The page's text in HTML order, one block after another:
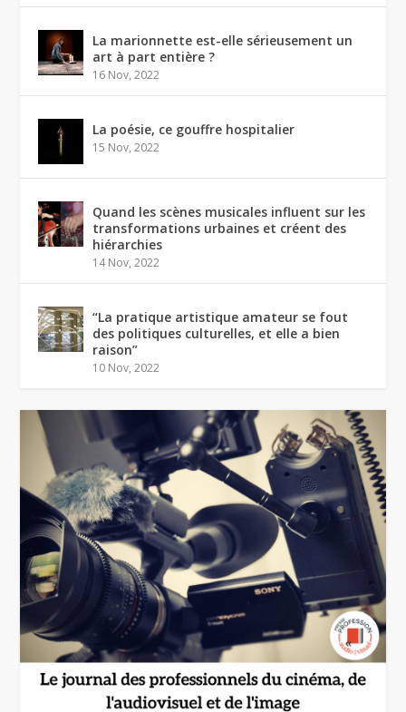
La marionnette est-elle sérieusement un
art à part entière ?
16 Nov, 2022
La poésie, ce gouffre hospitalier
15 Nov, 2022
Quand les scènes musicales influent sur les
transformations urbaines et créent des
hiérarchies
14 Nov, 2022
“La pratique artistique amateur se fout
des politiques culturelles, et elle a bien
raison”
10 Nov, 2022